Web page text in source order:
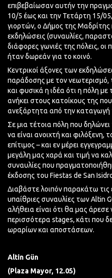
επιβεβαίωσαν αυτήν την
10/5 έως και την Τετάρτη 15/
γιορτών, ο Δήμος της
εκδηλώσεις (συναυλίες,
διάφορες γωνιές της πόλεις, οι
ήταν δωρεάν για το κοινό.
Κεντρικοί άξονες των
παράδοσης με τον νεωτερισμό,
και φυσικά η ιδέα ότι η πόλη
ανήκει στους κατοίκους της
ανεξάρτητα από την καταγωγή
Σε μια τέτοια πόλη που
να είναι ανοιχτή και φιλόξενη,
επίτιμος – και εν μέρει
μεγάλη μας χαρά και τιμή να
συναυλίες που
έκδοσης του Fiestas de San
Διαβάστε λοιπόν παρακάτω τις
υπαίθριες συναυλίες των Altin
αλήθεια είναι ότι θα μας
περισσότερα stages, κάτι που
ωραρίων και αποστάσεων.
Altin Gün
(Plaza Mayor, 12.05)